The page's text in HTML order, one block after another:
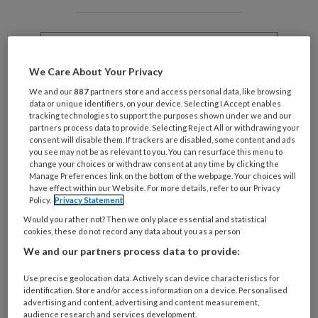
Wat
e-
mailadres?
* *
Kies
je
wachtwoord* *
Kies
je
functie *
Bij
welke
organisatie
werk
Untitled
Ontvang 2x per week de
KinderopvangTotaal nieuwsbrief
We Care About Your Privacy
We and our887 partners store and access personal data, like browsing
data or unique identifiers, on your device. Selecting I Accept enables
tracking technologies to support the purposes shown under we and our
partners process data to provide. Selecting Reject All or withdrawing your
consent will disable them. If trackers are disabled, some content and ads
you see may not be as relevant to you. You can resurface this menu to
change your choices or withdraw consent at any time by clicking the
Manage Preferences link on the bottom of the webpage. Your choices will
have effect within our Website. For more details, refer to our Privacy
Policy. Privacy Statement
Would you rather not? Then we only place essential and statistical
cookies, these do not record any data about you as a person
We and our partners process data to provide:
Use precise geolocation data. Actively scan device characteristics for
identification. Store and/or access information on a device. Personalised
advertising and content, advertising and content measurement,
audience research and services development.